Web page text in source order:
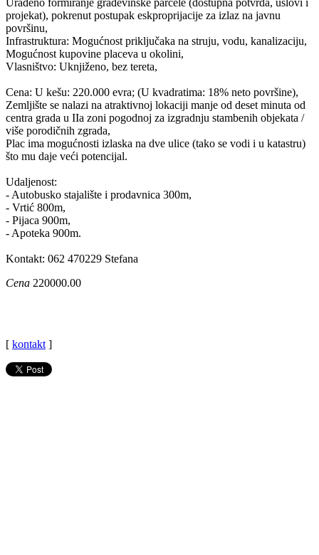
projekat), pokrenut postupak eskproprijacije za izlaz na javnu
površinu,
Infrastruktura: Mogućnost priključaka na struju, vodu, kanalizaciju,
Mogućnost kupovine placeva u okolini,
Vlasništvo: Uknjiženo, bez tereta,
Cena: U kešu: 220.000 evra; (U kvadratima: 18% neto površine),
Zemljište se nalazi na atraktivnoj lokaciji manje od deset minuta od
centra grada u IIa zoni pogodnoj za izgradnju stambenih objekata /
više porodičnih zgrada,
Plac ima mogućnosti izlaska na dve ulice (tako se vodi i u katastru)
što mu daje veći potencijal.
Udaljenost:
- Autobusko stajalište i prodavnica 300m,
- Vrtić 800m,
- Pijaca 900m,
- Apoteka 900m.
Kontakt: 062 470229 Stefana
Cena 220000.00
[ kontakt ]